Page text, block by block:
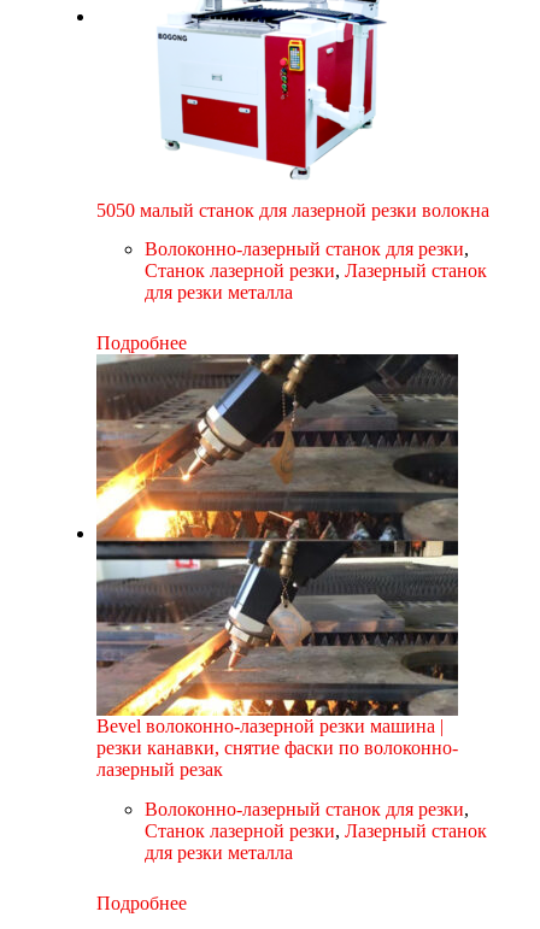
5050 малый станок для лазерной резки волокна
Волоконно-лазерный станок для резки,
Станок лазерной резки,Лазерный станок
для резки металла
Подробнее
Bevel волоконно-лазерной резки машина |
резки канавки, снятие фаски по волоконно-
лазерный резак
Волоконно-лазерный станок для резки,
Станок лазерной резки,Лазерный станок
для резки металла
Подробнее